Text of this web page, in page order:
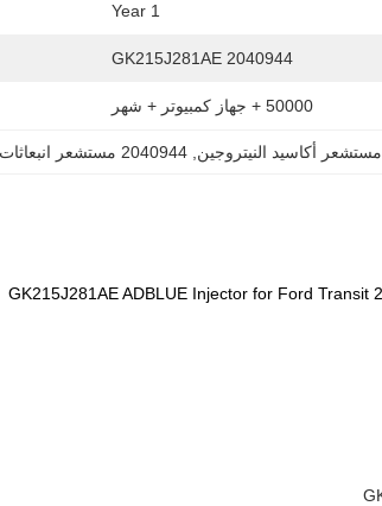
1 Year
2040944 GK215J281AE
50000 + جهاز كمبيوتر + شهر
مستشعر أكاسيد النيتروجين , 2040944 مستشعر انبعاثات بديل